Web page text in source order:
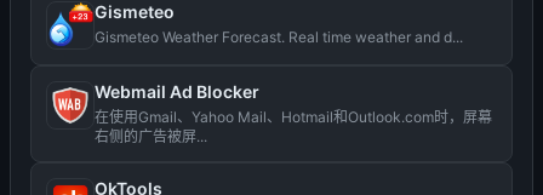
Gismeteo
Gismeteo Weather Forecast. Real time weather and d...
Webmail Ad Blocker
在使用Gmail、Yahoo Mail、Hotmail和Outlook.com时，屏幕
右侧的广告被屏...
OkTools